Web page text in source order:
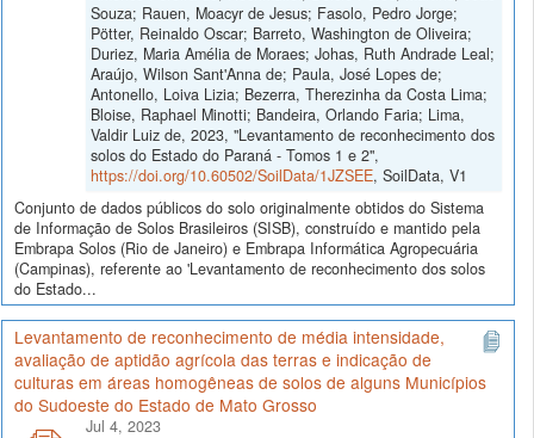
Souza; Rauen, Moacyr de Jesus; Fasolo, Pedro Jorge;
Pötter, Reinaldo Oscar; Barreto, Washington de Oliveira;
Duriez, Maria Amélia de Moraes; Johas, Ruth Andrade Leal;
Araújo, Wilson Sant'Anna de; Paula, José Lopes de;
Antonello, Loiva Lizia; Bezerra, Therezinha da Costa Lima;
Bloise, Raphael Minotti; Bandeira, Orlando Faria; Lima,
Valdir Luiz de, 2023, "Levantamento de reconhecimento dos
solos do Estado do Paraná - Tomos 1 e 2",
https://doi.org/10.60502/SoilData/1JZSEE, SoilData, V1
Conjunto de dados públicos do solo originalmente obtidos do Sistema
de Informação de Solos Brasileiros (SISB), construído e mantido pela
Embrapa Solos (Rio de Janeiro) e Embrapa Informática Agropecuária
(Campinas), referente ao 'Levantamento de reconhecimento dos solos
do Estado...
Levantamento de reconhecimento de média intensidade,
avaliação de aptidão agrícola das terras e indicação de
culturas em áreas homogêneas de solos de alguns Municípios
do Sudoeste do Estado de Mato Grosso
Jul 4, 2023